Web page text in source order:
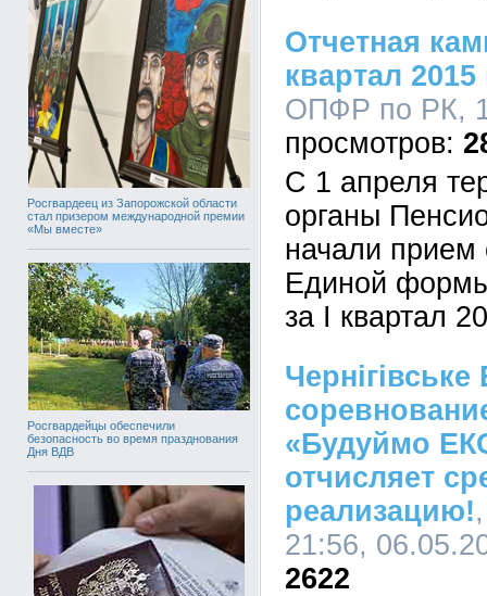
Росгвардеец из Запорожской области
стал призером международной премии
«Мы вместе»
Росгвардейцы обеспечили
безопасность во время празднования
Дня ВДВ
Отчетная
квартал
ОПФР по РК,
С 1 апреля
органы
начали прием
Единой
за I квартал
«Будуймо
отчисляет
реализацию!
21:56,
2622